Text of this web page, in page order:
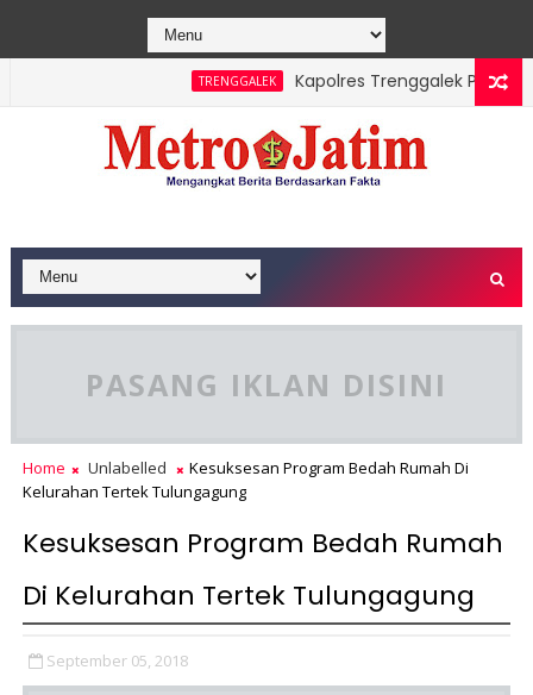
TRENGGALEK
Kapolres Trenggalek Puji
Banyuwangi Siapkan Peta Jalan Pariwisata Berkelas Dunia
PASANG IKLAN DISINI
Home Unlabelled
Kesuksesan Program Bedah Rumah Di
Kelurahan Tertek Tulungagung
Kesuksesan Program Bedah Rumah
Di Kelurahan Tertek Tulungagung
September 05, 2018